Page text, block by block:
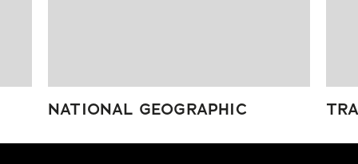
NATIONAL GEOGRAPHIC